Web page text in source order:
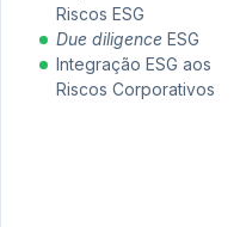
Riscos ESG
Due diligence ESG
Integração ESG aos
Riscos Corporativos